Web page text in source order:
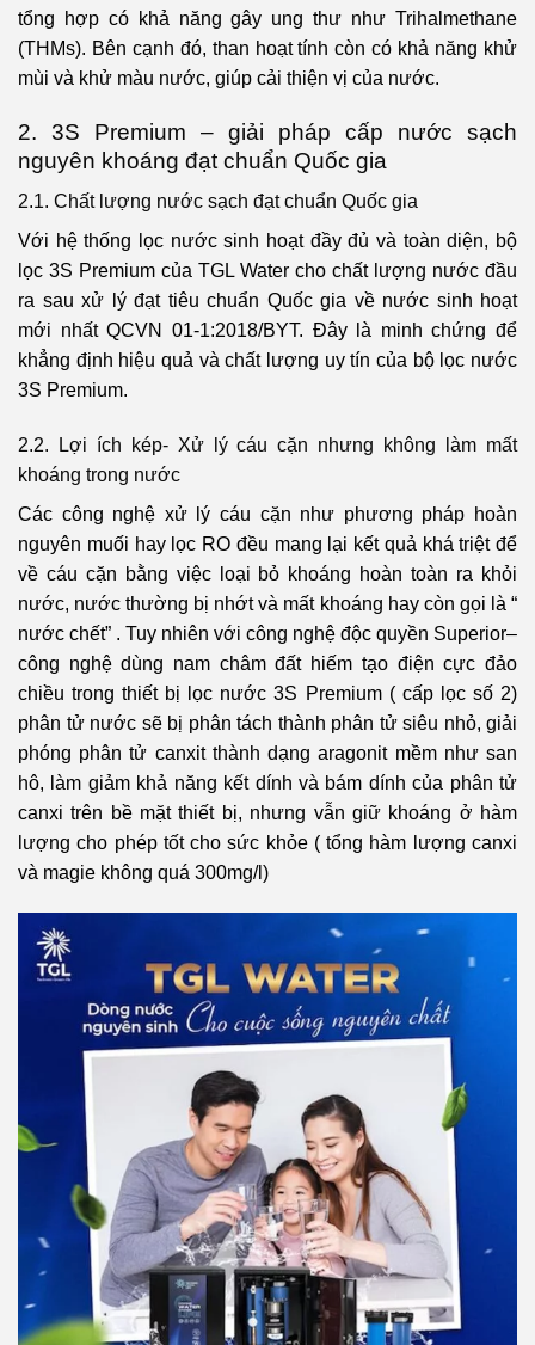
tổng hợp có khả năng gây ung thư như Trihalmethane
(THMs). Bên cạnh đó, than hoạt tính còn có khả năng khử
mùi và khử màu nước, giúp cải thiện vị của nước.
2. 3S Premium – giải pháp cấp nước sạch
nguyên khoáng đạt chuẩn Quốc gia
2.1. Chất lượng nước sạch đạt chuẩn Quốc gia
Với hệ thống lọc nước sinh hoạt đầy đủ và toàn diện, bộ
lọc 3S Premium của TGL Water cho chất lượng nước đầu
ra sau xử lý đạt tiêu chuẩn Quốc gia về nước sinh hoạt
mới nhất QCVN 01-1:2018/BYT. Đây là minh chứng để
khẳng định hiệu quả và chất lượng uy tín của bộ lọc nước
3S Premium.
2.2. Lợi ích kép- Xử lý cáu cặn nhưng không làm mất
khoáng trong nước
Các công nghệ xử lý cáu cặn như phương pháp hoàn
nguyên muối hay lọc RO đều mang lại kết quả khá triệt để
về cáu cặn bằng việc loại bỏ khoáng hoàn toàn ra khỏi
nước, nước thường bị nhớt và mất khoáng hay còn gọi là “
nước chết” . Tuy nhiên với công nghệ độc quyền Superior–
công nghệ dùng nam châm đất hiếm tạo điện cực đảo
chiều trong thiết bị lọc nước 3S Premium ( cấp lọc số 2)
phân tử nước sẽ bị phân tách thành phân tử siêu nhỏ, giải
phóng phân tử canxit thành dạng aragonit mềm như san
hô, làm giảm khả năng kết dính và bám dính của phân tử
canxi trên bề mặt thiết bị, nhưng vẫn giữ khoáng ở hàm
lượng cho phép tốt cho sức khỏe ( tổng hàm lượng canxi
và magie không quá 300mg/l)